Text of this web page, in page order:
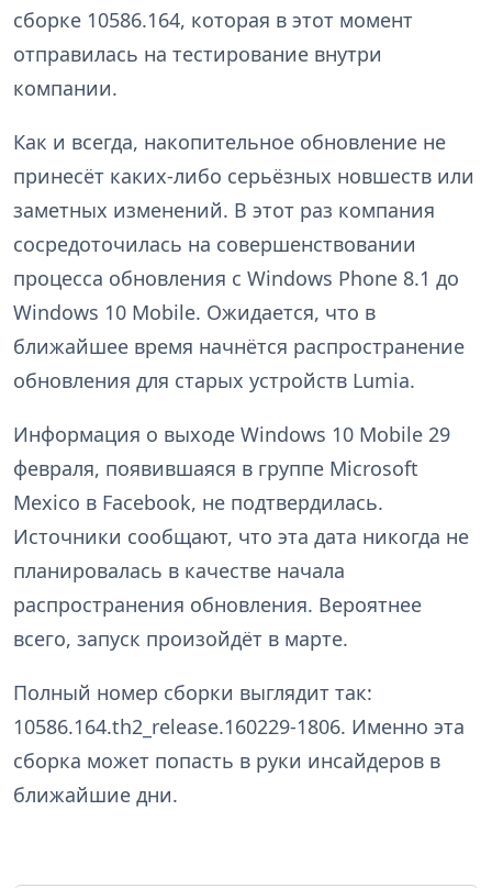
сборке 10586.164, которая в этот момент
отправилась на тестирование внутри
компании.
Как и всегда, накопительное обновление не
принесёт каких-либо серьёзных новшеств или
заметных изменений. В этот раз компания
сосредоточилась на совершенствовании
процесса обновления с Windows Phone 8.1 до
Windows 10 Mobile. Ожидается, что в
ближайшее время начнётся распространение
обновления для старых устройств Lumia.
Информация о выходе Windows 10 Mobile 29
февраля, появившаяся в группе Microsoft
Mexico в Facebook, не подтвердилась.
Источники сообщают, что эта дата никогда не
планировалась в качестве начала
распространения обновления. Вероятнее
всего, запуск произойдёт в марте.
Полный номер сборки выглядит так:
10586.164.th2_release.160229-1806. Именно эта
сборка может попасть в руки инсайдеров в
ближайшие дни.